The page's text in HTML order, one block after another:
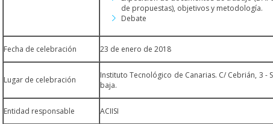
de propuestas), objetivos y metodología.
Debate
Fecha de celebración 23 de enero de 2018
Lugar de celebración
Instituto Tecnológico de Canarias. C/ Cebrián, 3 -
baja.
Entidad responsable ACIISI